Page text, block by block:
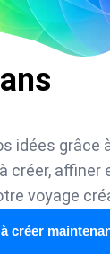
idées grâce
créer, affiner
voyage
créer